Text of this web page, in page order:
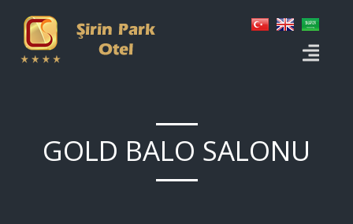
GOLD BALO SALONU